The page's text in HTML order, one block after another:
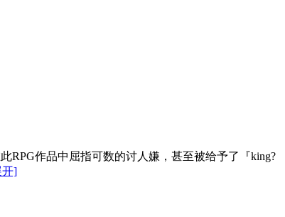
RPG作品中屈指可数的讨人嫌，甚至被给予了『king?
开]